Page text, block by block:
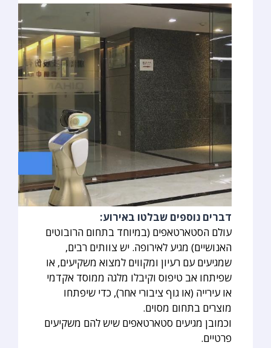
דברים נוספים שבלטו באירוע:
עולם הסטארטאפים (במיוחד בתחום הרובוטים
האנושיים) מגיע לאירופה. יש צוותים רבים,
שמגיעים עם רעיון ומקווים למצוא משקיעים, או
שפיתחו אב טיפוס וקיבלו מלגה ממוסד אקדמי
או עירייה (או גוף ציבורי אחר), כדי שיפתחו
מוצרים בתחום מסוים.
וכמובן מגיעים סטארטאפים שיש להם משקיעים
פרטיים.